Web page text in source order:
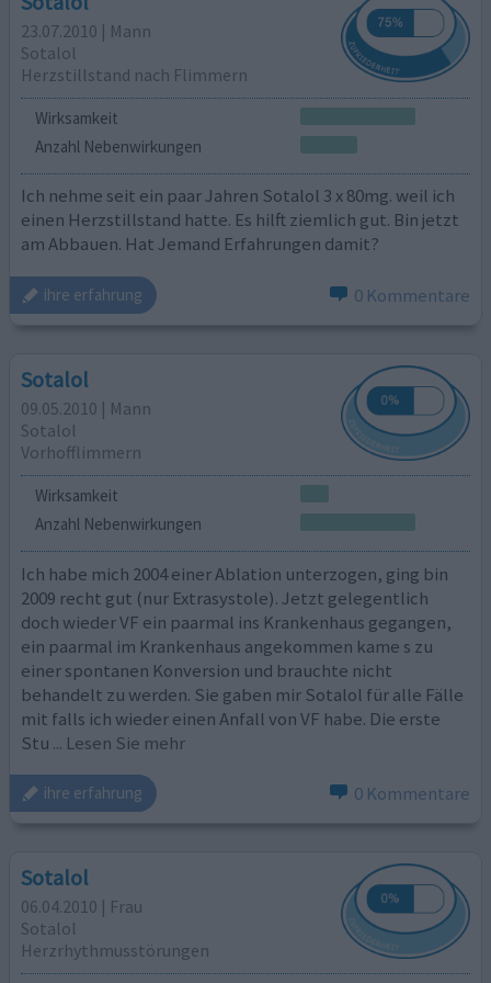
23.07.2010 | Mann
Sotalol
Herzstillstand nach Flimmern
Wirksamkeit
Anzahl Nebenwirkungen
Ich nehme seit ein paar Jahren Sotalol 3 x 80mg. weil ich
einen Herzstillstand hatte. Es hilft ziemlich gut. Bin jetzt
am Abbauen. Hat Jemand Erfahrungen damit?
ihre erfahrung 0 Kommentare
Sotalol
09.05.2010 | Mann
Sotalol
Vorhofflimmern
Wirksamkeit
Anzahl Nebenwirkungen
Ich habe mich 2004 einer Ablation unterzogen, ging bin
2009 recht gut (nur Extrasystole). Jetzt gelegentlich
doch wieder VF ein paarmal ins Krankenhaus gegangen,
ein paarmal im Krankenhaus angekommen kame s zu
einer spontanen Konversion und brauchte nicht
behandelt zu werden. Sie gaben mir Sotalol für alle Fälle
mit falls ich wieder einen Anfall von VF habe. Die erste
Stu ... Lesen Sie mehr
ihre erfahrung 0 Kommentare
Sotalol
06.04.2010 | Frau
Sotalol
Herzrhythmusstörungen